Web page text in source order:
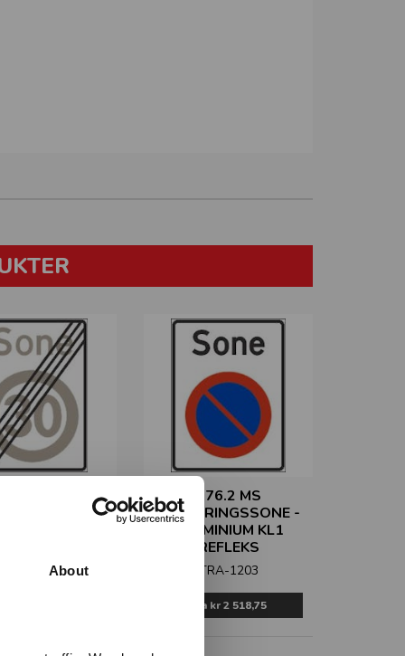
About
MS SLUTT PÅ
-
TRA-1202
376.2 MS
PARKERINGSSONE -
ALUMINIUM KL1
REFLEKS
TRA-1203
Fra kr 2 518,75